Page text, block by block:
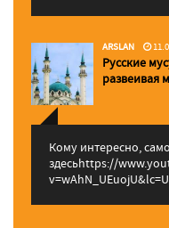
ARSLAN
Русские
pазвеивая
Кому интересно,
здесьhttps://